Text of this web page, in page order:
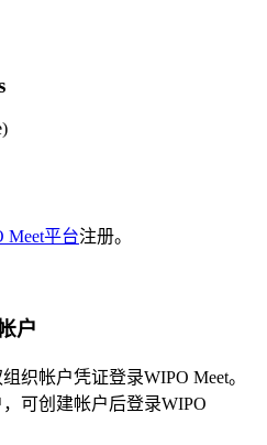
Meet平台注册。
户
织帐户凭证登录WIPO Meet。
可创建帐户后登录WIPO